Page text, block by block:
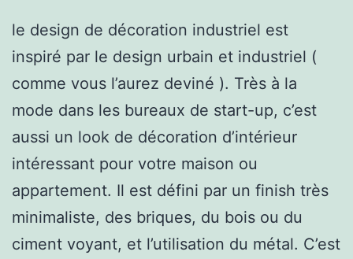
le design de décoration industriel est
inspiré par le design urbain et industriel (
comme vous l’aurez deviné ). Très à la
mode dans les bureaux de start-up, c’est
aussi un look de décoration d’intérieur
intéressant pour votre maison ou
appartement. Il est défini par un finish très
minimaliste, des briques, du bois ou du
ciment voyant, et l’utilisation du métal. C’est